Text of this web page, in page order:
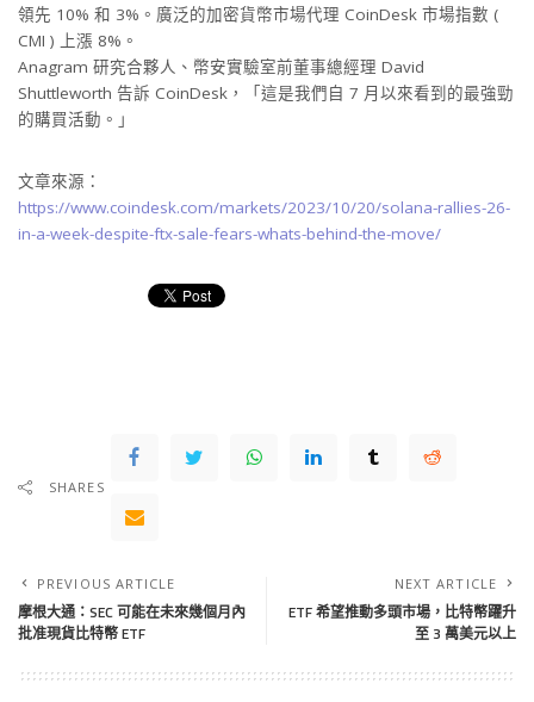
領先 10% 和 3%。廣泛的加密貨幣市場代理 CoinDesk 市場指數 (
CMI ) 上漲 8%。
Anagram 研究合夥人、幣安實驗室前董事總經理 David
Shuttleworth 告訴 CoinDesk，「這是我們自 7 月以來看到的最強勁
的購買活動。」
文章來源：
https://www.coindesk.com/markets/2023/10/20/solana-rallies-26-
in-a-week-despite-ftx-sale-fears-whats-behind-the-move/
SHARES
PREVIOUS ARTICLE
摩根大通：SEC 可能在未來幾個月內
批准現貨比特幣 ETF
NEXT ARTICLE
ETF 希望推動多頭市場，比特幣躍升
至 3 萬美元以上